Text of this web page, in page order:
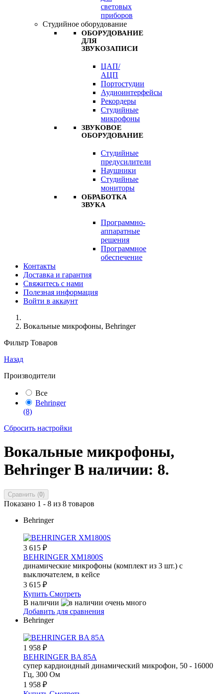
световых
приборов
Студийное оборудование
ОБОРУДОВАНИЕ
ДЛЯ
ЗВУКОЗАПИСИ
ЦАП/
АЦП
Портостудии
Аудиоинтерфейсы
Рекордеры
Студийные
микрофоны
ЗВУКОВОЕ
ОБОРУДОВАНИЕ
Студийные
предусилители
Наушники
Студийные
мониторы
ОБРАБОТКА
ЗВУКА
Программно-
аппаратные
решения
Программное
обеспечение
Контакты
Доставка и гарантия
Свяжитесь с нами
Полезная информация
Войти в аккаунт
Вокальные микрофоны, Behringer
Фильтр Товаров
Назад
Производители
Все
Behringer
(8)
Сбросить настройки
Вокальные микрофоны,
Behringer В наличии: 8.
Сравнить (0)
Показано 1 - 8 из 8 товаров
Behringer
3 615 ₽
BEHRINGER XM1800S
динамические микрофоны (комплект из 3 шт.) с
выключателем, в кейсе
3 615 ₽
Купить Смотреть
В наличии
Добавить для сравнения
Behringer
1 958 ₽
BEHRINGER BA 85A
супер кардиоидный динамический микрофон, 50 - 16000
Гц, 300 Ом
1 958 ₽